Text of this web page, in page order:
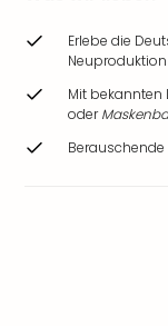
Erlebe die
Mit bekannten
oder